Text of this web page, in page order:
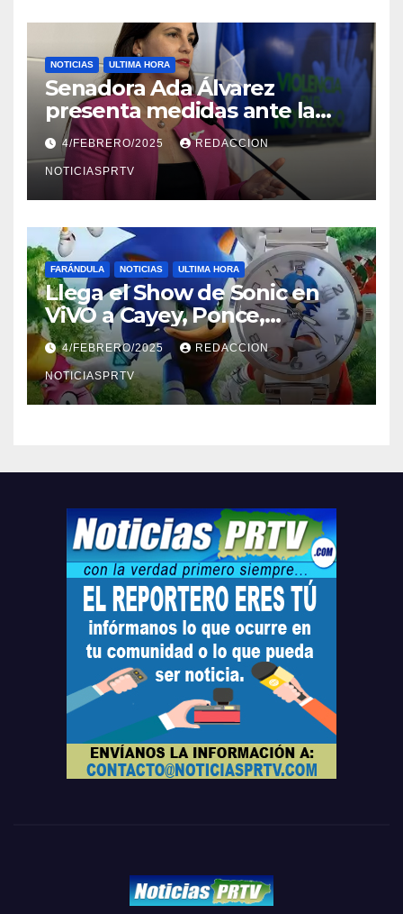
NOTICIAS ULTIMA HORA
Senadora Ada Álvarez
presenta medidas ante la
violencia en el noviazgo
4/FEBRERO/2025 REDACCION
NOTICIASPRTV
FARÁNDULA NOTICIAS ULTIMA HORA
Llega el Show de Sonic en
ViVO a Cayey, Ponce,
Barceloneta y Humacao,
Relojes gratis para el que
compre ahora….
4/FEBRERO/2025 REDACCION
NOTICIASPRTV